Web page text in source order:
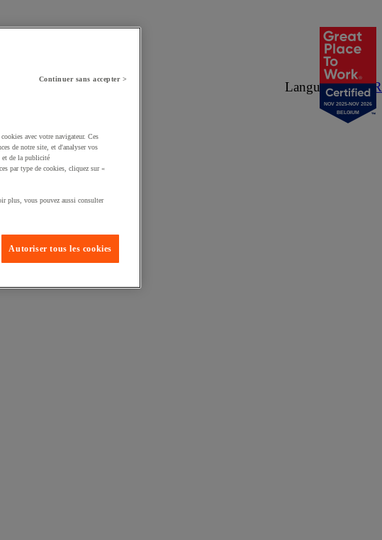
Langue :NL/FR
NOV 2025-NOV 2026
BELGIUM
Continuer sans accepter >
avec votre navigateur. Ces
de notre site, et d'analyser vos
et de la publicité
par type de cookies, cliquez sur «
plus, vous pouvez aussi consulter
Autoriser tous les cookies